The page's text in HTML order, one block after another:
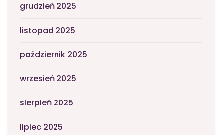
grudzień 2025
listopad 2025
październik 2025
wrzesień 2025
sierpień 2025
lipiec 2025